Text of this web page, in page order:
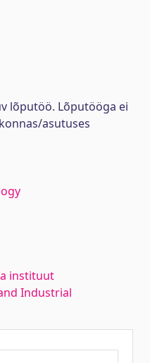
lõputöö. Lõputööga ei
asutuses
instituut
Industrial